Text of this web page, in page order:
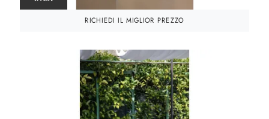
RICHIEDI IL MIGLIOR PREZZO